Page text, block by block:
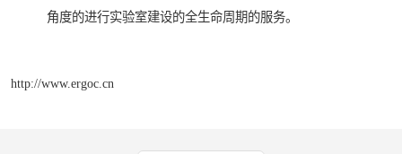
角度的进行实验室建设的全生命周期的服务。
http://www.ergoc.cn